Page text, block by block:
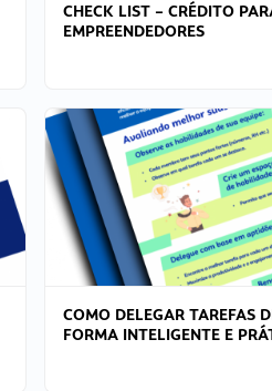
CHECK LIST – CRÉDITO
EMPREENDEDORES
COMO DELEGAR TAREFAS
FORMA INTELIGENTE E